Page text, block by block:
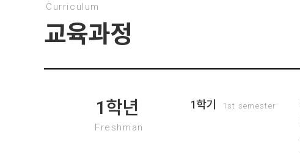
Curriculum
교육과정
1학년
Freshman
1학기 1st semester